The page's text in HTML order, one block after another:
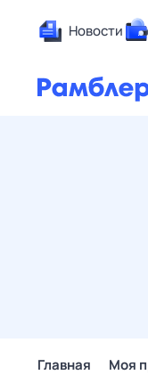
Новости
Главная Моя